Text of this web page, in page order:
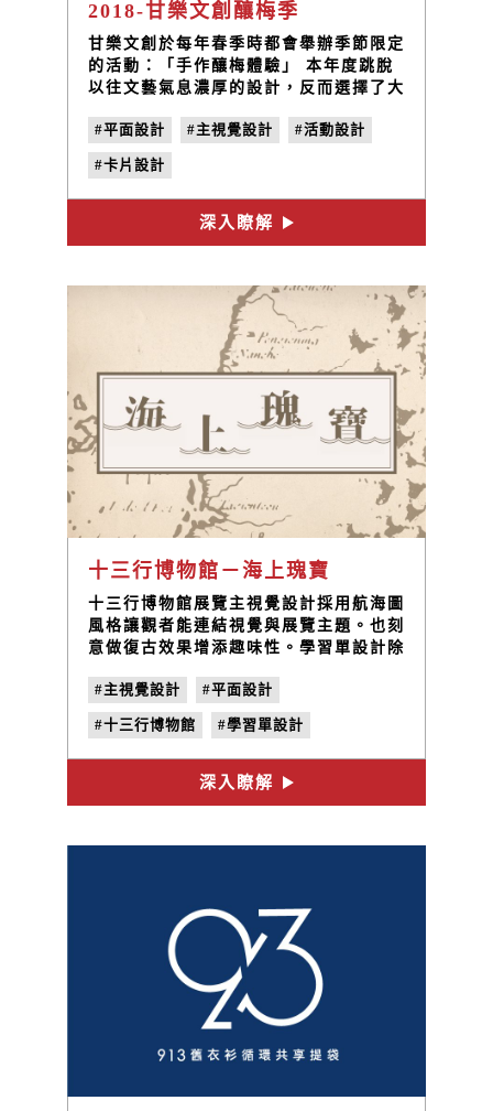
2018-甘樂文創釀梅季
甘樂文創於每年春季時都會舉辦季節限定
的活動：「手作釀梅體驗」 本年度跳脫
以往文藝氣息濃厚的設計，反而選擇了大
台灣的俱樂部、或是表演時常選用的顏
色。
#平面設計 #主視覺設計 #活動設計
#卡片設計
深入瞭解
十三行博物館－海上瑰寶
十三行博物館展覽主視覺設計採用航海圖
風格讓觀者能連結視覺與展覽主題。也刻
意做復古效果增添趣味性。學習單設計除
由空間。摺頁設計的重點在將資訊分門別
類，閱讀動線清楚且不流於俗套。
#主視覺設計 #平面設計
#十三行博物館 #學習單設計
#展覽視覺 #海報設計
深入瞭解